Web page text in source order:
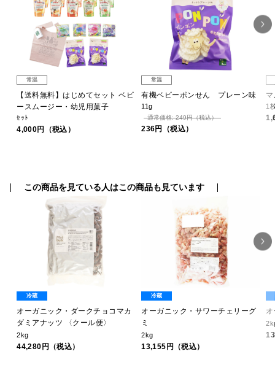
常温
【送料無料】はじめてセット ベビ
ースムージー・幼児用菓子
ｾｯﾄ
4,000円（税込）
常温
有機ベビーポンせん プレーン味
11g
通常価格: 249円（税込）
236円（税込）
1
この商品を見ている人はこの商品も見ています
冷蔵
オーガニック・ダークチョコマカ
ダミアナッツ 〈クール便〉
2kg
44,280円（税込）
冷蔵
オーガニック・サワーチェリーグ
ミ
2kg
13,155円（税込）